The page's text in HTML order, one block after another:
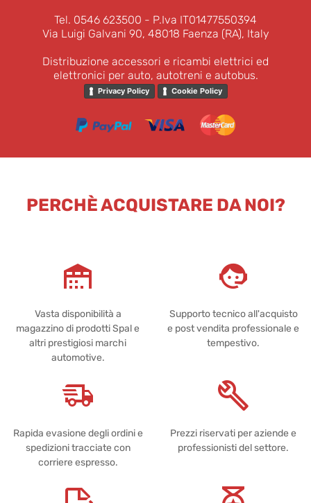
Tel. 0546 623500 - P.Iva IT01477550394
Via Luigi Galvani 90, 48018 Faenza (RA), Italy
Distribuzione accessori e ricambi elettrici ed
elettronici per auto, autotreni e autobus.
Privacy Policy Cookie Policy
PERCHÈ ACQUISTARE DA NOI?
Vasta disponibilità a
magazzino di prodotti Spal e
altri prestigiosi marchi
automotive.
Supporto tecnico all'acquisto
e post vendita professionale e
tempestivo.
Rapida evasione degli ordini e
spedizioni tracciate con
corriere espresso.
Prezzi riservati per aziende e
professionisti del settore.